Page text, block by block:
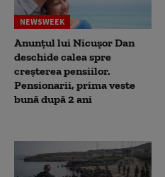
NEWSWEEK
Anunțul lui Nicușor Dan
deschide calea spre
creșterea pensiilor.
Pensionarii, prima veste
bună după 2 ani